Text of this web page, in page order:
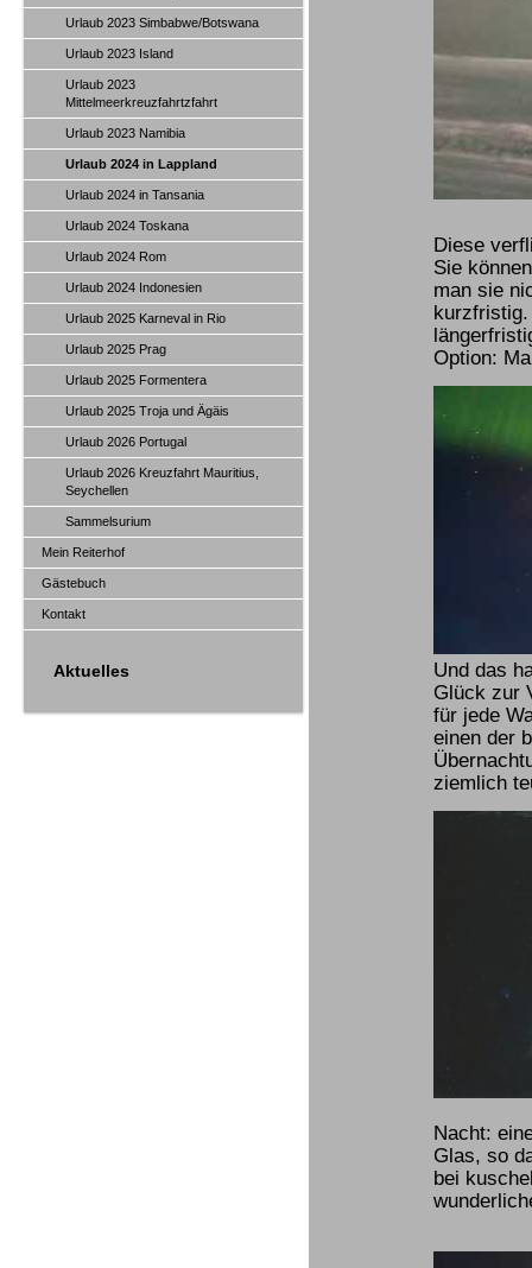
Urlaub 2023 Simbabwe/Botswana
Urlaub 2023 Island
Urlaub 2023
Mittelmeerkreuzfahrtzfahrt
Urlaub 2023 Namibia
Urlaub 2024 in Lappland
Urlaub 2024 in Tansania
Urlaub 2024 Toskana
Urlaub 2024 Rom
Urlaub 2024 Indonesien
Urlaub 2025 Karneval in Rio
Urlaub 2025 Prag
Urlaub 2025 Formentera
Urlaub 2025 Troja und Ägäis
Urlaub 2026 Portugal
Urlaub 2026 Kreuzfahrt Mauritius,
Seychellen
Sammelsurium
Mein Reiterhof
Gästebuch
Kontakt
Aktuelles
Diese
Sie
man sie
kurzfristig.
Option:
Und das
Glück zur
für jede
einen der
ziemlich
Nacht:
Glas, so
bei